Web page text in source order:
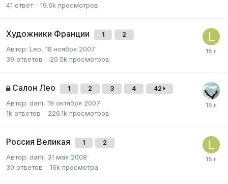
41 ответ 19.6k просмотров
Художники Франции 1 2
Автор: Leo, 18 ноября 2007
39 ответов 20.5k просмотров
Салон Лео 1 2 3 4 42
Автор: dani, 19 октября 2007
1k ответов 226.1k просмотров
Россия Великая 1 2
Автор: dani, 31 мая 2008
30 ответов 16k просмотра